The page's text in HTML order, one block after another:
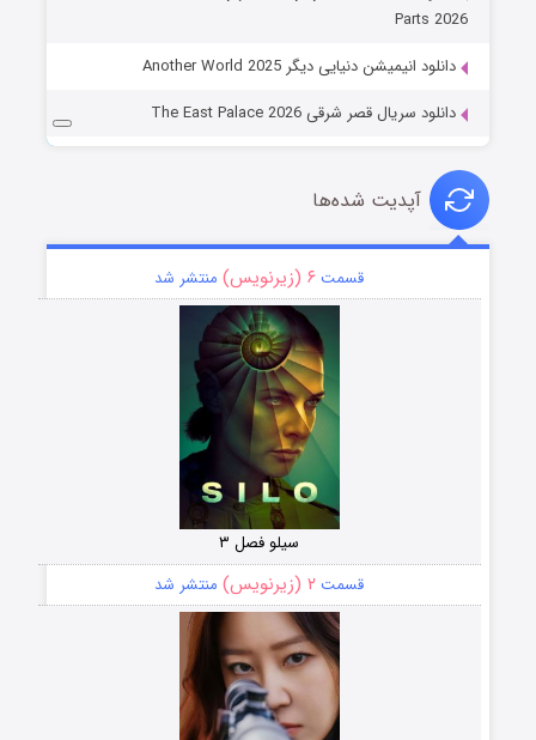
Parts 2026
دانلود انیمیشن دنیایی دیگر Another World 2025
دانلود سریال قصر شرقی The East Palace 2026
آپدیت شده‌ها
قسمت ۶ (زیرنویس) منتشر شد
سیلو فصل ۳
قسمت ۲ (زیرنویس) منتشر شد